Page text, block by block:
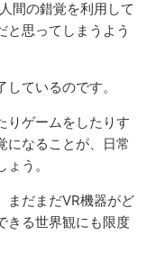
間の錯覚を利用して
と思ってしまうよう
ているのです。
りゲームをしたりす
になることが、日常
う。
まだまだVR機器がど
きる世界観にも限度